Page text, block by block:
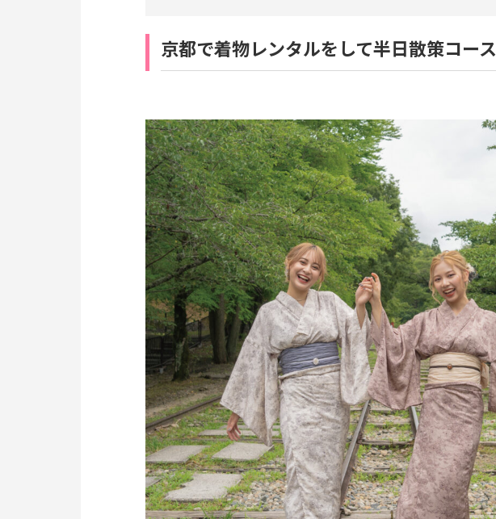
京都で着物レンタルをして半日散策コース